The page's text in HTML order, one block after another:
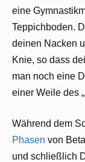
eine
Teppichboden.
deinen Nacken
Knie, so dass
man noch eine
einer Weile des
Während dem
Phasen von
und schließlich